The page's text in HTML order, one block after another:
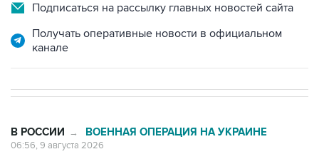
Подписаться на рассылку главных новостей сайта
Получать оперативные новости в официальном
канале
В РОССИИ → ВОЕННАЯ ОПЕРАЦИЯ НА УКРАИНЕ
06:56, 9 августа 2026